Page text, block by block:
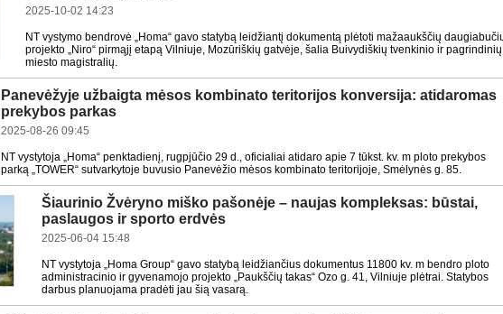
2025-10-02 14:23
NT vystymo bendrovė „Homa“ gavo statybą leidžiantį dokumentą plėtoti mažaaukščių
projekto „Niro“ pirmąjį etapą Vilniuje, Mozūriškių gatvėje, šalia Buivydiškių tvenkinio ir pagrindinių
miesto magistralių.
Panevėžyje užbaigta mėsos kombinato teritorijos konversija: atidaromas
prekybos parkas
2025-08-26 09:45
NT vystytoja „Homa“ penktadienį, rugpjūčio 29 d., oficialiai atidaro apie 7 tūkst. kv. m ploto prekybos
parką „TOWER“ sutvarkytoje buvusio Panevėžio mėsos kombinato teritorijoje, Smėlynės g. 85.
Šiaurinio Žvėryno miško pašonėje – naujas kompleksas: būstai,
paslaugos ir sporto erdvės
2025-06-04 15:48
NT vystytoja „Homa Group“ gavo statybą leidžiančius dokumentus 11800 kv. m bendro ploto
administracinio ir gyvenamojo projekto „Paukščių takas“ Ozo g. 41, Vilniuje plėtrai. Statybos
darbus planuojama pradėti jau šią vasarą.